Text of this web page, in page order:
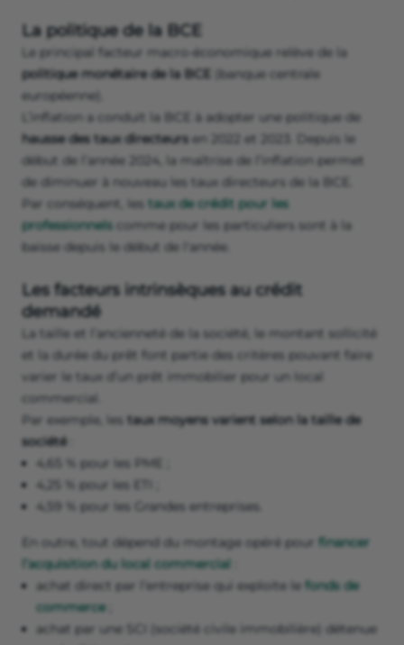
La politique de la BCE
Le principal facteur macro-économique relève de la
politique monétaire de la BCE
(banque centrale
européenne).
L’inflation a conduit la BCE à adopter une politique de
hausse des taux directeurs en 2022 et 2023. Depuis le
début de l’année 2024, la maîtrise de l’inflation permet
de diminuer à nouveau les taux directeurs de la BCE.
Par conséquent, les taux de crédit pour les
professionnels
comme pour les particuliers sont à la
baisse depuis le début de l'année.
Les facteurs intrinsèques au crédit
demandé
La taille et l’ancienneté de la société, le montant sollicité
et la durée du prêt font partie des critères pouvant faire
varier le taux d’un prêt immobilier pour un local
commercial.
Par exemple, les taux moyens varient selon la taille de
société
4,65 % pour les PME ;
4,25 % pour les ETI ;
4,59 % pour les Grandes entreprises.
En outre, tout dépend du montage opéré pour financer
l’acquisition du local commercial
achat direct par l’entreprise qui exploite le fonds de
commerce;
achat par une SCI (société civile immobilière) détenue